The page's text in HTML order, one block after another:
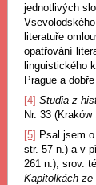
jednotlivých
literatuře
opatřování
linguistického
Prague a
[4] Studia z
Nr. 33 (Kraków
[5] Psal jsem
str. 57 n.) a v
261 n.), srov.
Kapitolkách